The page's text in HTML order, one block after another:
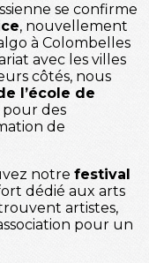
se confirme
, nouvellement
à Colombelles
avec les villes
côtés, nous
l’école de
pour des
de
notre festival
dédié aux arts
artistes,
pour un